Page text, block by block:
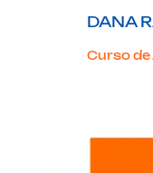
DANA
Curso de